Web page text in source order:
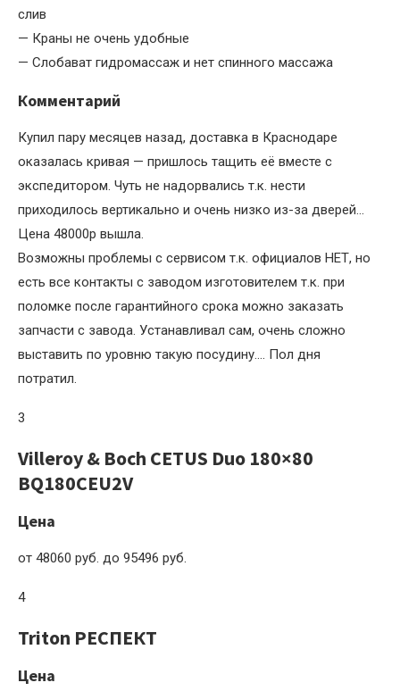
слив
— Краны не очень удобные
— Слобават гидромассаж и нет спинного массажа
Комментарий
Купил пару месяцев назад, доставка в Краснодаре
оказалась кривая — пришлось тащить её вместе с
экспедитором. Чуть не надорвались т.к. нести
приходилось вертикально и очень низко из-за дверей…
Цена 48000р вышла.
Возможны проблемы с сервисом т.к. официалов НЕТ, но
есть все контакты с заводом изготовителем т.к. при
поломке после гарантийного срока можно заказать
запчасти с завода. Устанавливал сам, очень сложно
выставить по уровню такую посудину…. Пол дня
потратил.
3
Villeroy & Boch CETUS Duo 180×80
BQ180CEU2V
Цена
от 48060 руб. до 95496 руб.
4
Triton РЕСПЕКТ
Цена